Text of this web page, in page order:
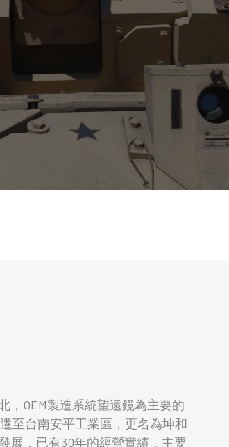
，OEM製造系統望遠鏡為主要的
至台南安平工業區，更名為坤和
展，已有30年的經營實績，主要